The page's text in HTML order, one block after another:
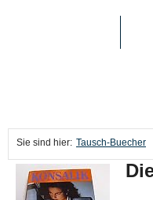
Sie sind hier: Tausch-Buecher